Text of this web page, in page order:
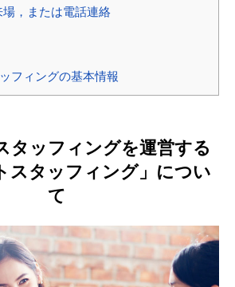
，または電話連絡
フィングの基本情報
タッフィングを運営する
スタッフィング」につい
て